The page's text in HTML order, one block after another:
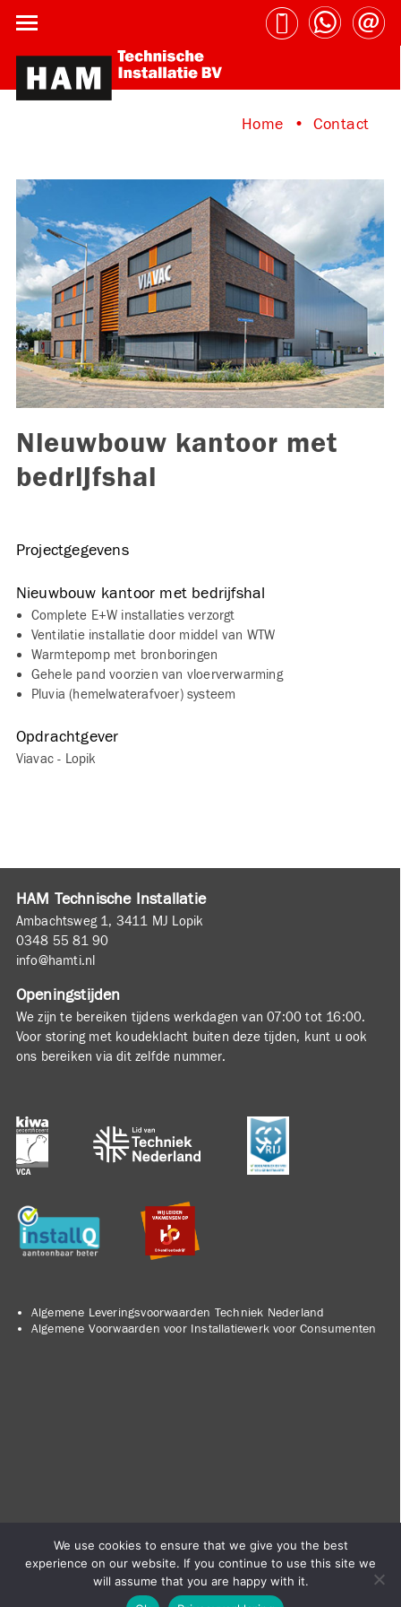
Home Contact
Nieuwbouw kantoor met
bedrijfshal
Projectgegevens
Nieuwbouw kantoor met bedrijfshal
Complete E+W installaties verzorgt
Ventilatie installatie door middel van WTW
Warmtepomp met bronboringen
Gehele pand voorzien van vloerverwarming
Pluvia (hemelwaterafvoer) systeem
Opdrachtgever
Viavac - Lopik
HAM Technische Installatie
Ambachtsweg 1, 3411 MJ Lopik
0348 55 81 90
info@hamti.nl
Openingstijden
We zijn te bereiken tijdens werkdagen van 07:00 tot 16:00.
Voor storing met koudeklacht buiten deze tijden, kunt u ook
ons bereiken via dit zelfde nummer.
Algemene Leveringsvoorwaarden Techniek Nederland
Algemene Voorwaarden voor Installatiewerk voor Consumenten
We use cookies to ensure that we give you the best
experience on our website. If you continue to use this site we
will assume that you are happy with it.